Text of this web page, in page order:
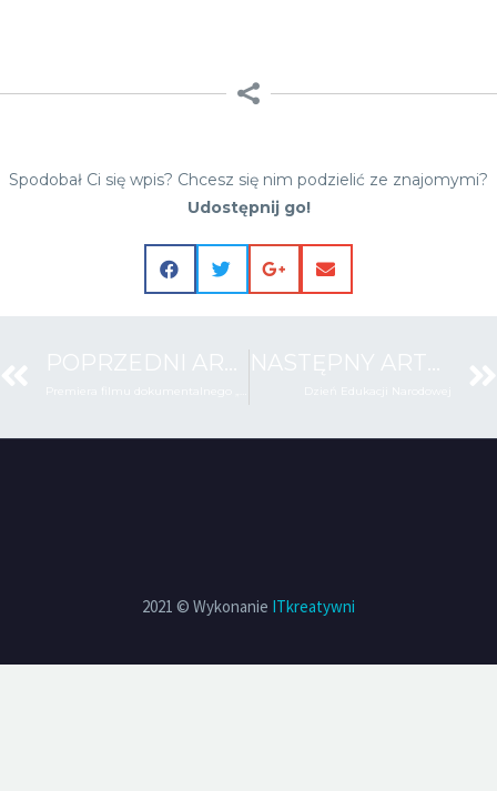
Spodobał Ci się wpis? Chcesz się nim podzielić ze znajomymi?
Udostępnij go!
2021 © Wykonanie ITkreatywni